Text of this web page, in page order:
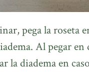
pega la roseta
Al pegar
la diadema en